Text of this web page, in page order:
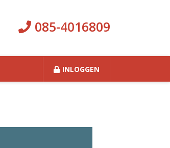
085-4016809
INLOGGEN